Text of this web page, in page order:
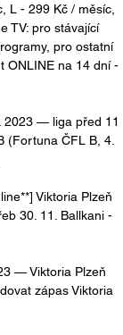
L - 299 Kč / měsíc,
TV: pro stávající
pro ostatní
ONLINE na 14 dní -
2023 — liga před 11
(Fortuna ČFL B, 4.
Viktoria Plzeň
30. 11. Ballkani -
— Viktoria Plzeň
zápas Viktoria